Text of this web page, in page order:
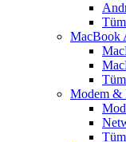
MacBook
Modem &